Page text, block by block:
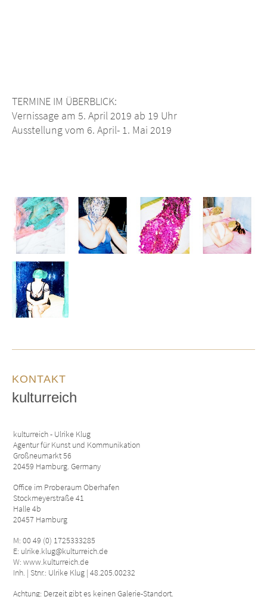
TERMINE IM ÜBERBLICK:
Vernissage am 5. April 2019 ab 19 Uhr
Ausstellung vom 6. April- 1. Mai 2019
KONTAKT
kulturreich
kulturreich - Ulrike Klug
Agentur für Kunst und Kommunikation
Großneumarkt 56
20459 Hamburg. Germany
Office im Proberaum Oberhafen
Stockmeyerstraße 41
Halle 4b
20457 Hamburg
M: 00 49 (0) 1725333285
E: ulrike.klug@kulturreich.de
W: www.kulturreich.de
Inh. | Stnr.: Ulrike Klug | 48.205.00232
Achtung: Derzeit gibt es keinen Galerie-Standort.